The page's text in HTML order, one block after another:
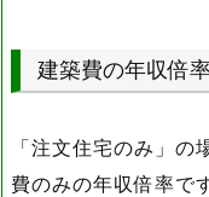
ローン借
入額
全
4017.7
建築費の年収倍
「注文住宅のみ」
費のみの年収倍率で